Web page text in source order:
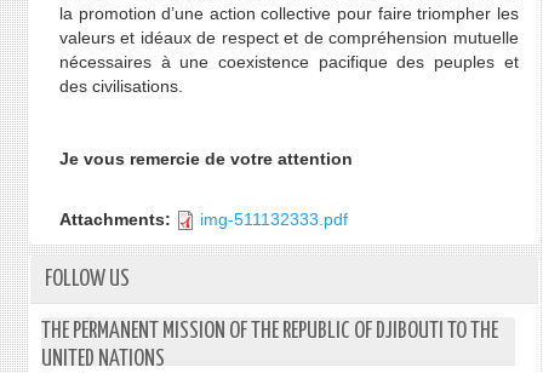
la promotion d’une action collective pour faire triompher les
valeurs et idéaux de respect et de compréhension mutuelle
nécessaires à une coexistence pacifique des peuples et
des civilisations.
Je vous remercie de votre attention
Attachments: img-511132333.pdf
FOLLOW US
THE PERMANENT MISSION OF THE REPUBLIC OF DJIBOUTI TO THE
UNITED NATIONS